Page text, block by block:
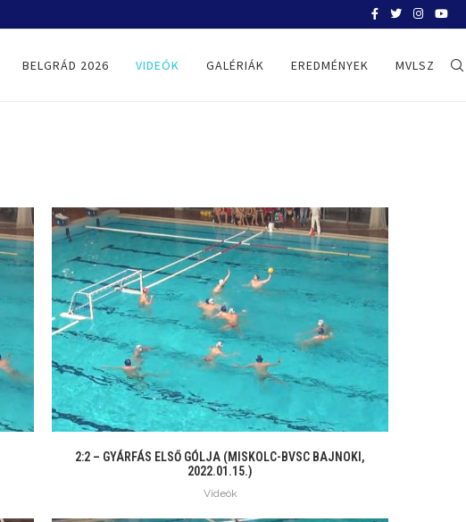
SYDNEY, FELKÉSZÜLÉSI TORNA –
BELGRÁD 2026 VIDEÓK GALÉRIÁK EREDMÉNYEK MVLSZ
2:2 – GYÁRFÁS ELSŐ GÓLJA (MISKOLC-BVSC BAJNOKI,
2022.01.15.)
Videók